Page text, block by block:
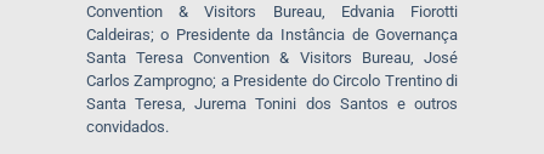
Convention & Visitors Bureau, Edvania Fiorotti
Caldeiras; o Presidente da Instância de Governança
Santa Teresa Convention & Visitors Bureau, José
Carlos Zamprogno; a Presidente do Circolo Trentino di
Santa Teresa, Jurema Tonini dos Santos e outros
convidados.